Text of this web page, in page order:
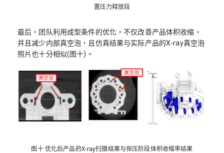
置压力释放段
最后，团队利用成型条件的优化，不仅改善产品体积收缩，
并且减少内部真空泡，且仿真结果与实际产品的X-ray真空泡
照片也十分相似(图十)。
图十 优化后产品的X-ray扫描结果与保压阶段体积收缩率结果